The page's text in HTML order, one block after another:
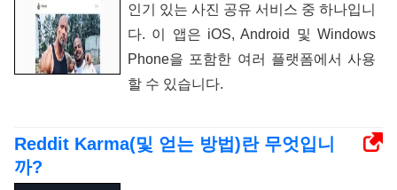
인기 있는 사진 공유 서비스 중 하나입니
다. 이 앱은 iOS, Android 및 Windows
Phone을 포함한 여러 플랫폼에서 사용
할 수 있습니다.
Reddit Karma(및 얻는 방법)란 무엇입니
까?